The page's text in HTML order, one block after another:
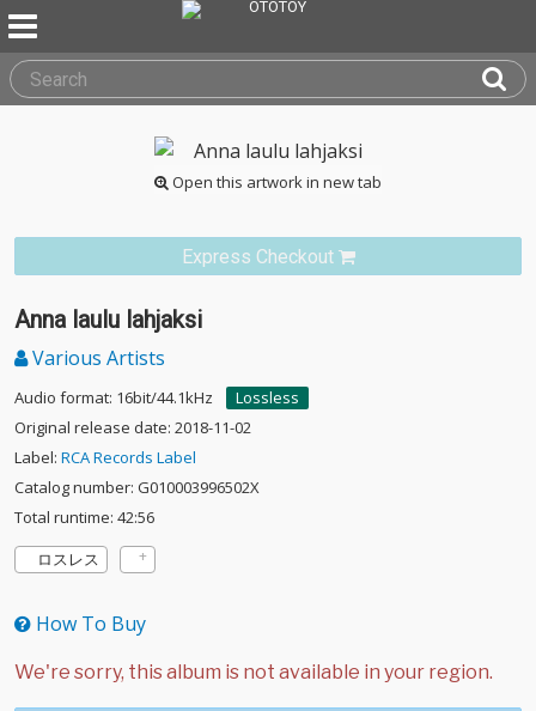
Open this artwork in new tab
Express Checkout
Anna laulu lahjaksi
Various Artists
Audio format: 16bit/44.1kHz
Lossless
Original release date: 2018-11-02
Label: RCA Records Label
Catalog number: G010003996502X
Total runtime: 42:56
ロスレス
How To Buy